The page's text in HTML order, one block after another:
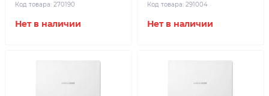
Код товара: 270190
Нет в наличии
Код товара: 291004
Нет в наличии